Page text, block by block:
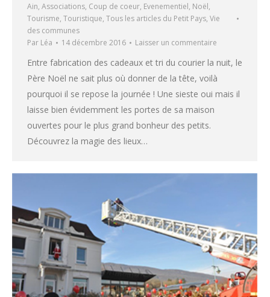
Ain, Associations, Coup de coeur, Evenementiel, Noël,
Tourisme, Touristique, Tous les articles du Petit Pays, Vie
des communes
Par Léa 14 décembre 2016 Laisser un commentaire
Entre fabrication des cadeaux et tri du courier la nuit, le
Père Noël ne sait plus où donner de la tête, voilà
pourquoi il se repose la journée ! Une sieste oui mais il
laisse bien évidemment les portes de sa maison
ouvertes pour le plus grand bonheur des petits.
Découvrez la magie des lieux…